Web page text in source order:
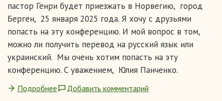
пастор Генри будет приезжать в Норвегию, город
Берген, 25 января 2025 года. Я хочу с друзьями
попасть на эту конференцию. И мой вопрос в том,
можно ли получить перевод на русский язык или
украинский. Мы очень хотим попасть на эту
конференцию. С уважением, Юлия Панченко.
Подробнее Добавить комментарий